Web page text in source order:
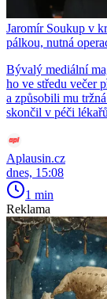
Jaromír Soukup v
pálkou, nutná
Bývalý mediální
ho ve středu večer
a způsobili mu
skončil v péči
Aplausin.cz
dnes, 15:08
1 min
Reklama